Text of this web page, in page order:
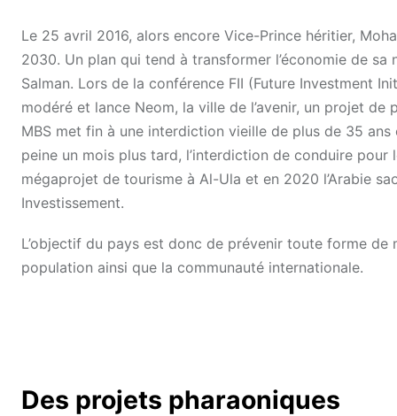
Le 25 avril 2016, alors encore Vice-Prince héritier,
2030. Un plan qui tend à transformer l’économie de sa
Salman. Lors de la conférence FII (Future Investment
modéré et lance Neom, la ville de l’avenir, un projet
MBS met fin à une interdiction vieille de plus de 35
peine un mois plus tard, l’interdiction de conduire
mégaprojet de tourisme à Al-Ula et en 2020 l’Arabie
Investissement.
L’objectif du pays est donc de prévenir toute forme
population ainsi que la communauté internationale.
Des projets pharaoniques